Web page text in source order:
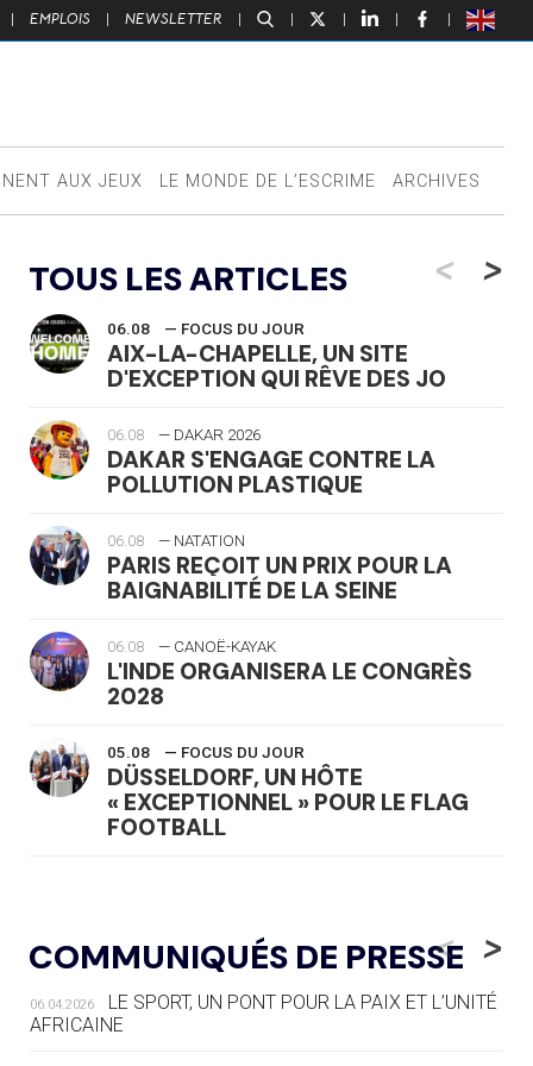
| EMPLOIS | NEWSLETTER | | | | |
AUX JEUX LE MONDE DE L’ESCRIME ARCHIVES
TOUS LES ARTICLES <
06.08 — FOCUS DU JOUR
AIX-LA-CHAPELLE, UN SITE
D'EXCEPTION QUI RÊVE DES JO
06.08 — DAKAR 2026
DAKAR S'ENGAGE CONTRE LA
POLLUTION PLASTIQUE
06.08 — NATATION
PARIS REÇOIT UN PRIX POUR LA
BAIGNABILITÉ DE LA SEINE
06.08 — CANOË-KAYAK
L'INDE ORGANISERA LE CONGRÈS
2028
05.08 — FOCUS DU JOUR
DÜSSELDORF, UN HÔTE
« EXCEPTIONNEL » POUR LE FLAG
FOOTBALL
LE RÊVE DE VOIR LA LUGE ALPINE
AUX JO « N'EST PAS FINI »
05.08 — TIR À L'ARC
DES MONDIAUX À BRISBANE SUR LA
>
COMMUNIQUÉS DE PRESSE
<
06.04.2026
LE SPORT, UN PONT POUR LA PAIX ET L’UNITÉ
AFRICAINE
>